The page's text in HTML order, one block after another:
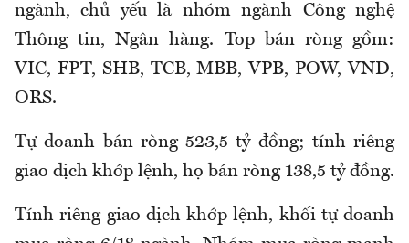
ngành, chủ yếu là nhóm ngành Công nghệ
Thông tin, Ngân hàng. Top bán ròng gồm:
VIC, FPT, SHB, TCB, MBB, VPB, POW, VND,
ORS.
Tự doanh bán ròng 523,5 tỷ đồng; tính riêng
giao dịch khớp lệnh, họ bán ròng 138,5 tỷ đồng.
Tính riêng giao dịch khớp lệnh, khối tự doanh